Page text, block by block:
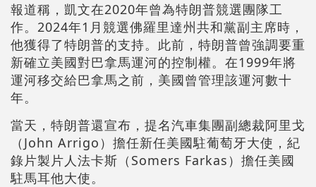
報道稱，凱文在2020年曾為特朗普競選團隊工
作。2024年1月競選佛羅里達州共和黨副主席時，
他獲得了特朗普的支持。此前，特朗普曾強調要重
新確立美國對巴拿馬運河的控制權。在1999年將
運河移交給巴拿馬之前，美國曾管理該運河數十
年。
當天，特朗普還宣布，提名汽車集團副總裁阿里戈
（John Arrigo）擔任新任美國駐葡萄牙大使，紀
錄片製片人法卡斯（Somers Farkas）擔任美國
駐馬耳他大使。